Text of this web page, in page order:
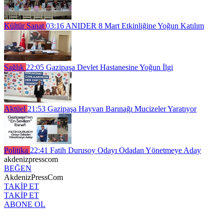
Kültür Sanat 03:16 ANIDER 8 Mart Etkinliğine Yoğun Katılım
Sağlık 22:05 Gazipaşa Devlet Hastanesine Yoğun İlgi
Aktüel 21:53 Gazipaşa Hayvan Barınağı Mucizeler Yaratıyor
Politika 22:41 Fatih Durusoy Odayı Odadan Yönetmeye Aday
akdenizpresscom
BEĞEN
AkdenizPressCom
TAKİP ET
TAKİP ET
ABONE OL